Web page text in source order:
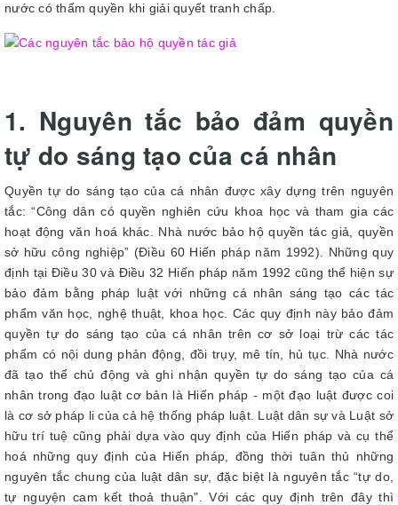
nước có thẩm quyền khi giải quyết tranh chấp.
1. Nguyên tắc bảo đảm quyền
tự do sáng tạo của cá nhân
Quyền tự do sáng tạo của cá nhân được xây dựng trên nguyên
tắc: “Công dân có quyền nghiên cứu khoa học và tham gia các
hoạt động văn hoá khác. Nhà nước bảo hộ quyền tác giả, quyền
sở hữu công nghiệp” (Điều 60 Hiến pháp năm 1992). Những quy
định tại Điều 30 và Điều 32 Hiến pháp năm 1992 cũng thể hiện sự
bảo đảm bằng pháp luật với những cá nhân sáng tạo các tác
phẩm văn học, nghệ thuật, khoa học. Các quy định này bảo đảm
quyền tự do sáng tạo của cá nhân trên cơ sở loại trừ các tác
phẩm có nội dung phản động, đồi trụy, mê tín, hủ tục. Nhà nước
đã tạo thể chủ động và ghi nhận quyền tự do sáng tạo của cá
nhân trong đạo luật cơ bản là Hiến pháp - một đạo luật được coi
là cơ sở pháp li của cả hệ thống pháp luật. Luật dân sự và Luật sở
hữu trí tuệ cũng phải dựa vào quy định của Hiến pháp và cụ thể
hoá những quy định của Hiến pháp, đồng thời tuân thủ những
nguyên tắc chung của luật dân sự, đặc biệt là nguyên tắc “tự do,
tự nguyện cam kết thoả thuận". Với các quy định trên đây thì